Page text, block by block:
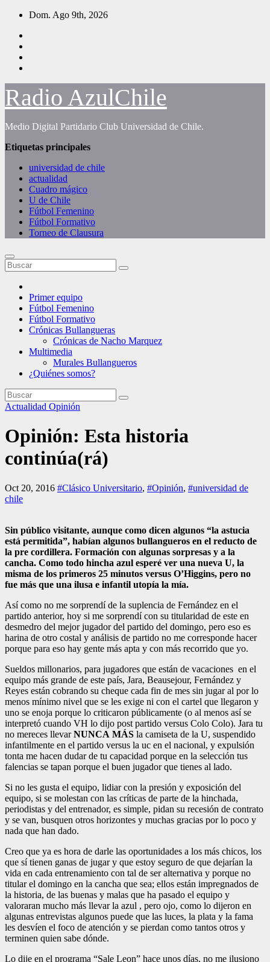
Saltar
contenido
Dom. Ago 9th, 2026
Radio AzulChile
Medio Digital Partidario Club Universidad de Chile.
Etiquetas principales
universidad de chile
actualidad
Cuadro mágico
U de Chile
Fútbol Femenino
Fútbol Formativo
Torneo de Clausura
Primer equipo
Fútbol Femenino
Fútbol Formativo
Crónicas Bullangueras
Crónicas de Nacho Marquez
Multimedia
Murales Bullangueros
¿Quiénes somos?
Actualidad Opinión
Opinión: Esta historia
continúa(rá)
Oct 20, 2016 #Clásico Universitario, #Opinión, #universidad de
chile
Sin público visitante, aunque como dicen algunos “la astucia
está permitida”, habían algunos bullangueros en el reducto de
la pre cordillera. Formación con algunas sorpresas y a la
cancha. Como todo hincha azul esperé ver una nueva U, la
misma de los primeros 25 minutos versus O’Higgins, pero no
fue más que una ilusa e infantil utopía la mía.
Así como no me sorprendí de la suplencia de Fernández en el
partido anterior, hoy si me sorprendí con su titularidad de este en
desmedro del mejor jugador del partido del domingo, pero eso es
harina de otro costal y análisis de partido no me corresponde hacer
porque para eso hay gente más apta y con más recorrido que yo.
Sueldos millonarios, para jugadores que están de vacaciones en el
equipo más grande de este país, Jara, Beausejour, Fernández y
Reyes están cobrando su cheque cada fin de mes sin jugar al por lo
menos mínimo nivel que se les exige ni con el cartel que llegaron y
uno se enoja porque lo criticaron públicamente (o al menos así se
interpretó cuando VH lo dijo post partido versus Colo Colo). Jara tu
no mereces llevarNUNCA MÁS la camiseta de la U, suspendido
infantilmente en el partido versus la uc en el nacional, y expulsión
tonta me hacen dudar de tu capacidad porque en la selección tus
falencias se tapan porque el buen jugador que tienes al lado.
Si no les gusta el equipo, lidiar con la presión y exposición del
equipo, si se molestan con las críticas de parte de la hinchada,
periodistas y del entrenador, es simple, pidan su recesión de contrato
y se van, busquen otros horizontes y muchas gracias por lo poco y
nada que han dado.
Creo que ya es hora de darle las oportunidades a los más chicos, los
que sí tienen ganas de jugar y que estoy seguro de que dejarían la
vida en cada entrenamiento con tal de ser alternativa y porque no
titular el domingo en la cancha que sea; ellos están impregnados de
la historia, de las buenas y malas que ha pasado el equipo y
valoraran mucho más llevar la azul , pero ojo, como lo dijeron en
algunas entrevistas algunos puede que las luces, la plata y la fama
les desvíen el foco de atención y se pierdan como tantos otros y
terminen quien sabe dónde.
Lo dije en el programa “Sale Leon” hace unos días, no me ilusiono